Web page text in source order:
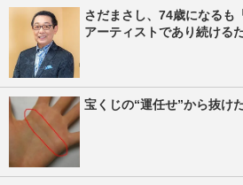
さだまさし、74歳になる
アーティストであり続ける
宝くじの“運任せ”から抜け